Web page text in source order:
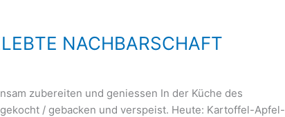
NACHBARSCHAFT
zubereiten und geniessen In der Küche des
/ gebacken und verspeist. Heute: Kartoffel-Apfel-